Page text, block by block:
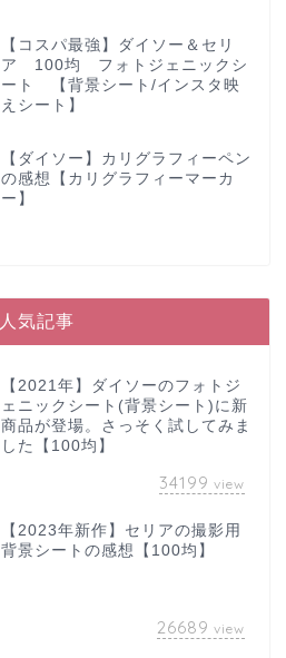
【コスパ最強】ダイソー＆セリ
ア 100均 フォトジェニックシ
ート 【背景シート/インスタ映
えシート】
【ダイソー】カリグラフィーペン
の感想【カリグラフィーマーカ
ー】
人気記事
【2021年】ダイソーのフォトジ
ェニックシート(背景シート)に新
商品が登場。さっそく試してみま
した【100均】
34199 view
【2023年新作】セリアの撮影用
背景シートの感想【100均】
26689 view